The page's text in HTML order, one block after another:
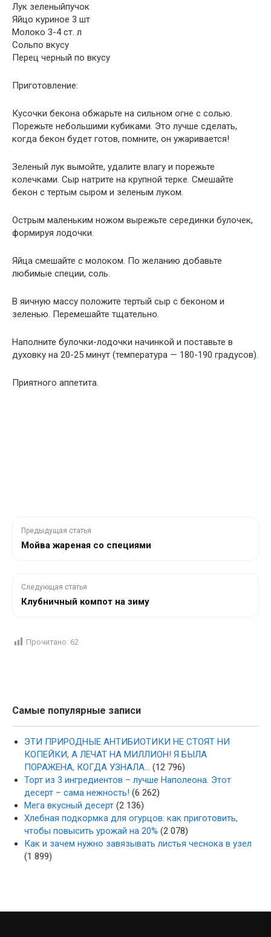
Лук зеленыйпучок
Яйцо куриное 3 шт
Молоко 3-4 ст. л
Сольпо вкусу
Перец черный по вкусу
Приготовление:
Кусочки бекона обжарьте на сильном огне с солью.
Порежьте небольшими кубиками. Это лучше сделать,
когда бекон будет готов, помните, он ужаривается!
Зеленый лук вымойте, удалите влагу и порежьте
колечками. Сыр натрите на крупной терке. Смешайте
бекон с тертым сыром и зеленым луком.
Острым маленьким ножом вырежьте серединки булочек,
формируя лодочки.
Яйца смешайте с молоком. По желанию добавьте
любимые специи, соль.
В яичную массу положите тертый сыр с беконом и
зеленью. Перемешайте тщательно.
Наполните булочки-лодочки начинкой и поставьте в
духовку на 20-25 минут (температура — 180-190 градусов).
Приятного аппетита.
Предыдущая статья
Мойва жареная со специями
Следующая статья
Клубничный компот на зиму
Прочитано: 62
Самые популярные записи
ЭТИ ПРИРОДНЫЕ АНТИБИОТИКИ НЕ СТОЯТ НИ
КОПЕЙКИ, А ЛЕЧАТ НА МИЛЛИОН! Я БЫЛА
ПОРАЖЕНА, КОГДА УЗНАЛА… (12 796)
Торт из 3 ингредиентов – лучше Наполеона. Этот
десерт – сама нежность! (6 262)
Мега вкусный десерт (2 136)
Хлебная подкормка для огурцов: как приготовить,
чтобы повысить урожай на 20% (2 078)
Как и зачем нужно завязывать листья чеснока в узел
(1 899)